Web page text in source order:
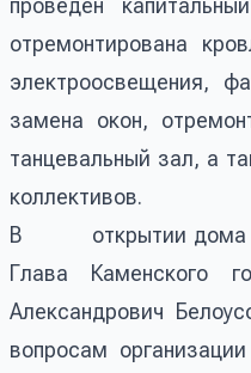
отремонтирована
электроосвещения,
замена окон,
танцевальный зал, а
коллективов.
В открытии дома
Глава Каменского
Александрович
вопросам